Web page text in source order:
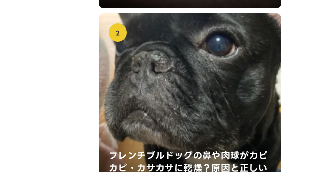
2
フレンチブルドッグの鼻や肉球がカピ
カピ・カサカサに乾燥？原因と正しい